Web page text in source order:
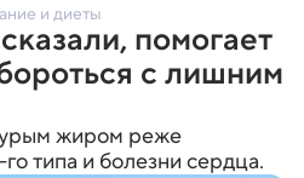
и диеты
помогает
с лишним
жиром реже
типа и болезни сердца.